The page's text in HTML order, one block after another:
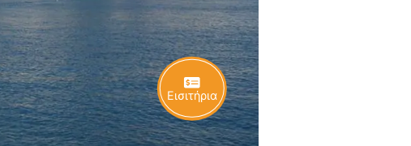
Εισιτήρια